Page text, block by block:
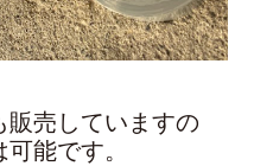
販売していますの
能です。